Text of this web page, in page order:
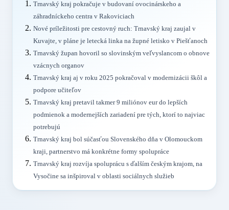
Trnavský kraj pokračuje v budovaní ovocinárskeho a
záhradníckeho centra v Rakoviciach
Nové príležitosti pre cestovný ruch: Trnavský kraj zaujal v
Kuvajte, v pláne je letecká linka na župné letisko v Piešťanoch
Trnavský župan hovoril so slovinským veľvyslancom o obnove
vzácnych organov
Trnavský kraj aj v roku 2025 pokračoval v modernizácii škôl a
podpore učiteľov
Trnavský kraj pretavil takmer 9 miliónov eur do lepších
podmienok a modernejších zariadení pre tých, ktorí to najviac
potrebujú
Trnavský kraj bol súčasťou Slovenského dňa v Olomouckom
kraji, partnerstvo má konkrétne formy spolupráce
Trnavský kraj rozvíja spoluprácu s ďalším českým krajom, na
Vysočine sa inšpiroval v oblasti sociálnych služieb